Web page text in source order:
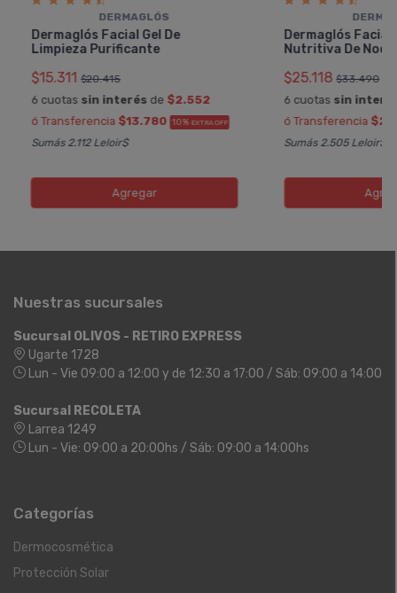
DERMAGLÓS
Dermaglós Facial Gel De
Limpieza Purificante
$15.311 $20.415
6 cuotas sin interésde $2.552
ó Transferencia $13.780 10% EXTRA OFF
Sumás 2.112 Leloir$
Agregar
Dermaglós Facial
Nutritiva De
$25.118 $33.490
6 cuotas sin
ó Transferencia
Sumás 2.505 Leloir$
Nuestras sucursales
Sucursal OLIVOS - RETIRO EXPRESS
Ugarte 1728
Lun - Vie 09:00 a 12:00 y de 12:30 a 17:00 / Sáb: 09:00 a 14:00
Sucursal RECOLETA
Larrea 1249
Lun - Vie: 09:00 a 20:00hs / Sáb: 09:00 a 14:00hs
Categorías
Dermocosmética
Protección Solar